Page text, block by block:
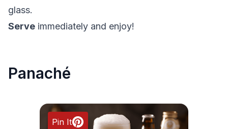
glass.
Serve immediately and enjoy!
Panaché
Pin It